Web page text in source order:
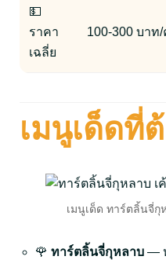
💵
ราคา
เฉลี่ย
100-300 บาท
เมนูเด็ดที่
เมนูเด็ด ทาร์ตลิ้นจี่กุ
🌹 ทาร์ตลิ้นจี่กุหลาบ —